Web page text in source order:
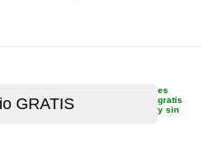
es
gratis
y sin